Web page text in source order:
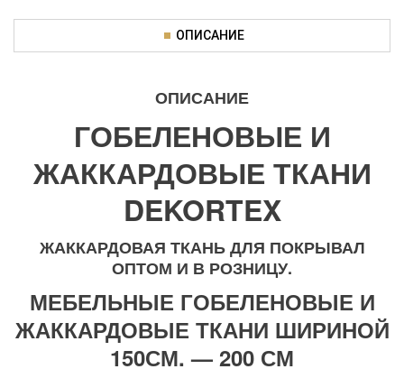
ОПИСАНИЕ
ОПИСАНИЕ
ГОБЕЛЕНОВЫЕ И
ЖАККАРДОВЫЕ ТКАНИ
DEKORTEX
ЖАККАРДОВАЯ ТКАНЬ ДЛЯ ПОКРЫВАЛ
ОПТОМ И В РОЗНИЦУ.
МЕБЕЛЬНЫЕ ГОБЕЛЕНОВЫЕ И
ЖАККАРДОВЫЕ ТКАНИ ШИРИНОЙ
150СМ. — 200 СМ